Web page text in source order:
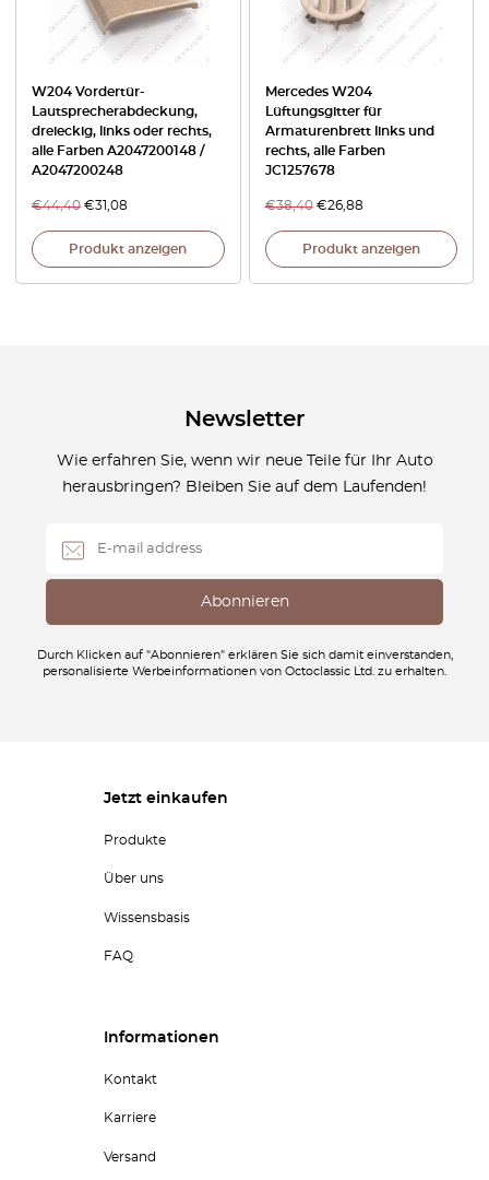
W204 Vordertür-
Lautsprecherabdeckung,
dreieckig, links oder rechts,
alle Farben A2047200148 /
A2047200248
€44,40 €31,08
Produkt anzeigen
Mercedes W204
Lüftungsgitter für
Armaturenbrett links und
rechts, alle Farben
JC1257678
€38,40 €26,88
Produkt anzeigen
Newsletter
Wie erfahren Sie, wenn wir neue Teile für Ihr Auto
herausbringen? Bleiben Sie auf dem Laufenden!
Durch Klicken auf "Abonnieren" erklären Sie sich damit einverstanden,
personalisierte Werbeinformationen von Octoclassic Ltd. zu erhalten.
Jetzt einkaufen
Produkte
Über uns
Wissensbasis
FAQ
Informationen
Kontakt
Karriere
Versand